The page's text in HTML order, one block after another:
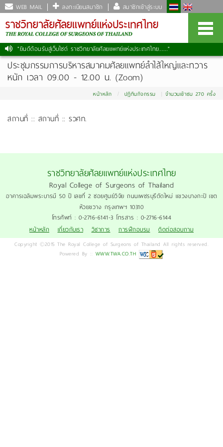
WEB MAIL ลงทะเบียนสมาชิก สมาชิกเข้าสู่ระบบ
"ยินดีต้อนรับสู่เว็บไซต์ ราชวิทยาลัยศัลยแพทย์แห่งประเทศไทย......."
ประชุมกรรมการบริหารสมาคมศัลยแพทย์ลำไส้ใหญ่และทวาร
หนัก เวลา 09.00 - 12.00 น. (Zoom)
หน้าหลัก ปฏิทินกิจกรรม จำนวนเข้าชม 270 ครั้ง
สถานที่ :: สถานที่ :: รวศท.
ราชวิทยาลัยศัลยแพทย์แห่งประเทศไทย
Royal College of Surgeons of Thailand
อาคารเฉลิมพระบารมี 50 ปี เลขที่ 2 ซอยศูนย์วิจัย ถนนเพชรบุรีตัดใหม่ แขวงบางกะปิ เขต
ห้วยขวาง กรุงเทพฯ 10310
โทรศัพท์ : 0-2716-6141-3 โทรสาร : 0-2716-6144
หน้าหลัก
เกี่ยวกับเรา วิชาการ การฝึกอบรม ติดต่อสอบถาม
Copyright ©2015 The Royal College of Surgeons of Thailand All rights reserved.
Powered By :: WWW.TWA.CO.TH